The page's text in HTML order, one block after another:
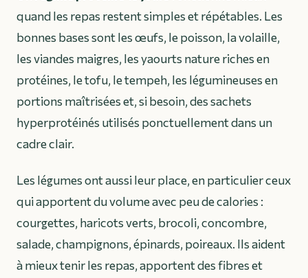
quand les repas restent simples et répétables. Les
bonnes bases sont les œufs, le poisson, la volaille,
les viandes maigres, les yaourts nature riches en
protéines, le tofu, le tempeh, les légumineuses en
portions maîtrisées et, si besoin, des sachets
hyperprotéinés utilisés ponctuellement dans un
cadre clair.
Les légumes ont aussi leur place, en particulier ceux
qui apportent du volume avec peu de calories :
courgettes, haricots verts, brocoli, concombre,
salade, champignons, épinards, poireaux. Ils aident
à mieux tenir les repas, apportent des fibres et